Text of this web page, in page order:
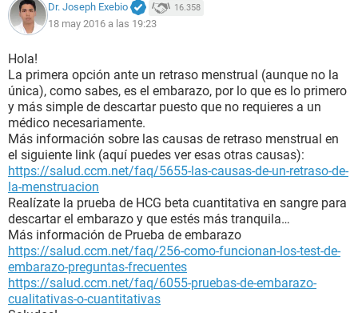
Dr. Joseph Exebio 16.358
18 may 2016 a las 19:23
Hola!
La primera opción ante un retraso menstrual (aunque no la
única), como sabes, es el embarazo, por lo que es lo primero
y más simple de descartar puesto que no requieres a un
médico necesariamente.
Más información sobre las causas de retraso menstrual en
el siguiente link (aquí puedes ver esas otras causas):
https://salud.ccm.net/faq/5655-las-causas-de-un-retraso-de-
la-menstruacion
Realízate la prueba de HCG beta cuantitativa en sangre para
descartar el embarazo y que estés más tranquila…
Más información de Prueba de embarazo
https://salud.ccm.net/faq/256-como-funcionan-los-test-de-
embarazo-preguntas-frecuentes
https://salud.ccm.net/faq/6055-pruebas-de-embarazo-
cualitativas-o-cuantitativas